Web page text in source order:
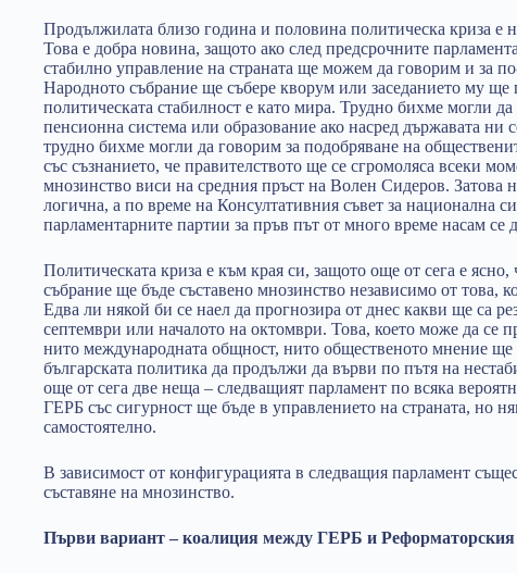
Продължилата близо година и половина политическа криза е
Това е добра новина, защото ако след предсрочните
стабилно управление на страната ще можем да говорим и за
Народното събрание ще събере кворум или заседанието му ще
политическата стабилност е като мира. Трудно бихме могли да
пенсионна система или образование ако насред държавата
трудно бихме могли да говорим за подобряване на
със съзнанието, че правителството ще се сгромоляса всеки
мнозинство виси на средния пръст на Волен Сидеров. Затова
логична, а по време на Консултативния съвет за национална
парламентарните партии за пръв път от много време насам се
Политическата криза е към края си, защото още от сега е
събрание ще бъде съставено мнозинство независимо от това,
Едва ли някой би се наел да прогнозира от днес какви ще са
септември или началото на октомври. Това, което може да се
нито международната общност, нито общественото мнение ще
българската политика да продължи да върви по пътя на
още от сега две неща – следващият парламент по всяка
ГЕРБ със сигурност ще бъде в управлението на страната, но
самостоятелно.
В зависимост от конфигурацията в следващия парламент
съставяне на мнозинство.
Първи вариант – коалиция между ГЕРБ и Реформаторския